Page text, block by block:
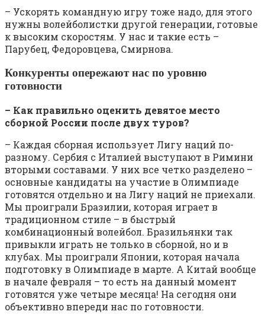
– Ускорять командную игру тоже надо, для этого
нужны волейболистки другой генерации, готовые
к высоким скоростям. У нас и такие есть –
Парубец, Федоровцева, Смирнова.
Конкуренты опережают нас по уровню
готовности
– Как правильно оценить девятое место
сборной России после двух туров?
– Каждая сборная использует Лигу наций по-
разному. Сербия с Италией выступают в Римини
вторыми составами. У них все четко разделено –
основные кандидаты на участие в Олимпиаде
готовятся отдельно и на Лигу наций не приехали.
Мы проиграли Бразилии, которая играет в
традиционном стиле – в быстрый
комбинационный волейбол. Бразильянки так
привыкли играть не только в сборной, но и в
клубах. Мы проиграли Японии, которая начала
подготовку в Олимпиаде в марте. А Китай вообще
в начале февраля – то есть на данный момент
готовятся уже четыре месяца! На сегодня они
объективно впереди нас по готовности.